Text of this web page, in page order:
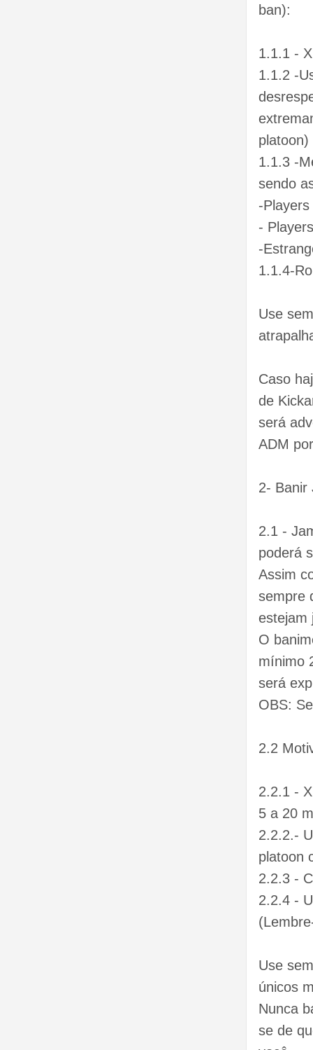
ban):
1.1.1 -
1.1.2 -
platoon)
1.1.3 -
sendo
-
-
-
1.1.4-
Use
Caso
de
será
ADM
2- Banir
2.1 -
poderá
Assim
sempre
estejam
O
mínimo
será
OBS:
2.2
2.2.1 -
5 a 20
2.2.2.-
platoon
2.2.3 -
2.2.4 -
Use
únicos
Nunca
se de